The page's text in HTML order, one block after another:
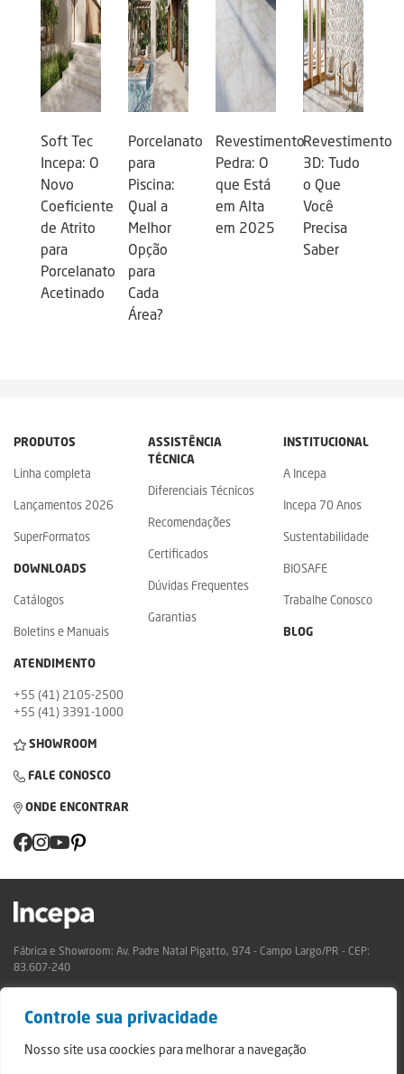
Controle sua privacidade
Nosso site usa coockies para melhorar a navegação
Soft Tec
Incepa: O
Novo
Coeficiente
de Atrito
para
Porcelanato
Acetinado
Porcelanato
para
Piscina:
Qual a
Melhor
Opção
para
Cada
Área?
Revestimento
Pedra: O
que Está
em Alta
em 2025
Revestimento
3D: Tudo
o Que
Você
Precisa
Saber
PRODUTOS
Linha completa
Lançamentos 2026
SuperFormatos
DOWNLOADS
Catálogos
Boletins e Manuais
ASSISTÊNCIA
TÉCNICA
Diferenciais Técnicos
Recomendações
Certificados
Dúvidas Frequentes
Garantias
INSTITUCIONAL
A Incepa
Incepa 70 Anos
Sustentabilidade
BIOSAFE
Trabalhe Conosco
BLOG
ATENDIMENTO
+55 (41) 2105-2500
+55 (41) 3391-1000
SHOWROOM
FALE CONOSCO
ONDE ENCONTRAR
Fábrica e Showroom: Av. Padre Natal Pigatto, 974 - Campo Largo/PR - CEP:
83.607-240
Relatório de Transparência São Mateus do Sul
© 2024 - Incepa Revestimentos Cerâmicos, todos os direitos reservados.